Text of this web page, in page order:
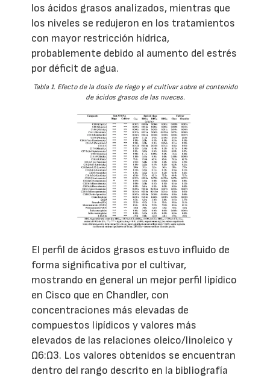
los ácidos grasos analizados, mientras que
los niveles se redujeron en los tratamientos
con mayor restricción hídrica,
probablemente debido al aumento del estrés
por déficit de agua.
Tabla 1. Efecto de la dosis de riego y el cultivar sobre el contenido
de ácidos grasos de las nueces.
El perfil de ácidos grasos estuvo influido de
forma significativa por el cultivar,
mostrando en general un mejor perfil lipídico
en Cisco que en Chandler, con
concentraciones más elevadas de
compuestos lipídicos y valores más
elevados de las relaciones oleico/linoleico y
Ω6:Ω3. Los valores obtenidos se encuentran
dentro del rango descrito en la bibliografía